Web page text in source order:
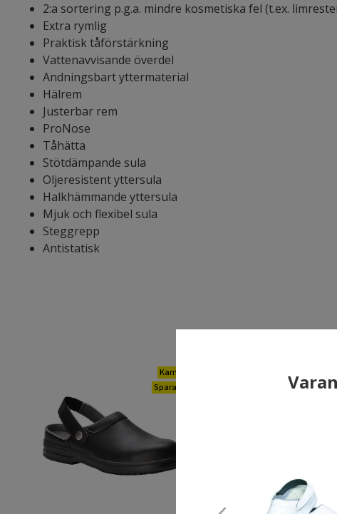
2:a sortering p.g.a. mindre kosmetiska fel (t.ex.
Extra rymlig
Praktisk tåförstärkning
Vattenavvisande överdel
Andningsbart yttermaterial
Hälrem
Justerbar rem
ProNose
Tåhätta
Stötdämpande sula
Oljeresistent yttersula
Halkhämmande yttersula
Mjuk och flexibel sula
Steggrepp
Antistatisk
Kampanj
Spara 20%